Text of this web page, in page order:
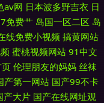
航 日本韩国在线不卡视频
av网 日本波多野吉衣 日
免费艹 岛国一区二区 岛
线免费小视频 搞黄网站
蜜桃视频网站 91中文
伦理朋友的妈妈 丝袜
产第一网站 国产99不卡
产大片 国产在线网址观